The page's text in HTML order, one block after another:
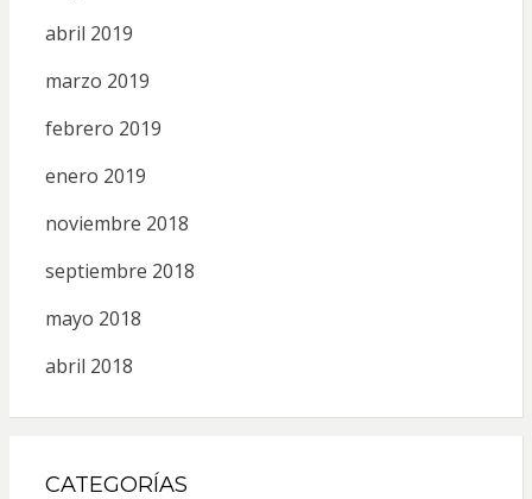
abril 2019
marzo 2019
febrero 2019
enero 2019
noviembre 2018
septiembre 2018
mayo 2018
abril 2018
CATEGORÍAS